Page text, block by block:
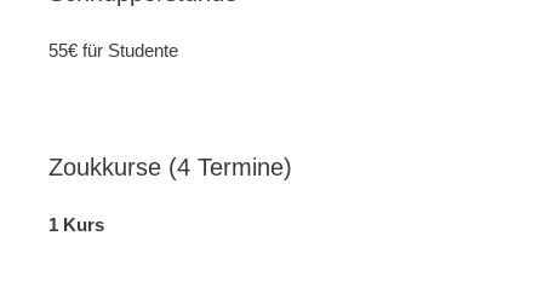
55€ für Studente
Zoukkurse (4 Termine)
1 Kurs